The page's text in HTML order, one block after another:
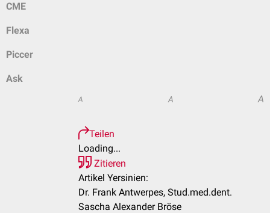
CME
Flexa
Piccer
Ask
A A A
Teilen
Loading...
Zitieren
Artikel Yersinien:
Dr. Frank Antwerpes, Stud.med.dent.
Sascha Alexander Bröse